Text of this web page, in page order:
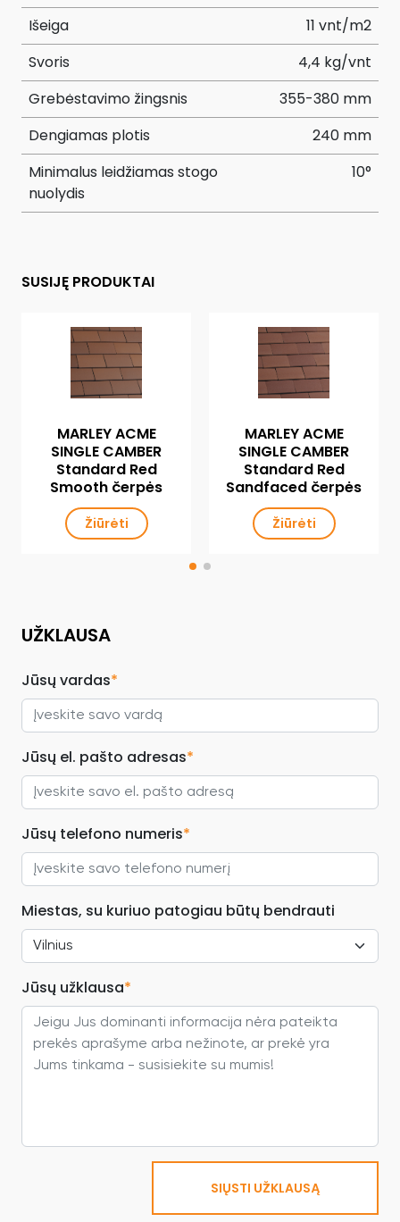
Išeiga
11 vnt/m2
Svoris
4,4 kg/vnt
Grebėstavimo žingsnis
355-380 mm
Dengiamas plotis
240 mm
Minimalus leidžiamas stogo
nuolydis
10°
SUSIJĘ PRODUKTAI
MARLEY ACME
SINGLE CAMBER
Standard Red
Smooth čerpės
Žiūrėti
MARLEY ACME
SINGLE CAMBER
Standard Red
Sandfaced čerpės
Žiūrėti
UŽKLAUSA
Jūsų vardas*
Jūsų el. pašto adresas*
Jūsų telefono numeris*
Miestas, su kuriuo patogiau būtų bendrauti
Jūsų užklausa*
SIŲSTI UŽKLAUSĄ